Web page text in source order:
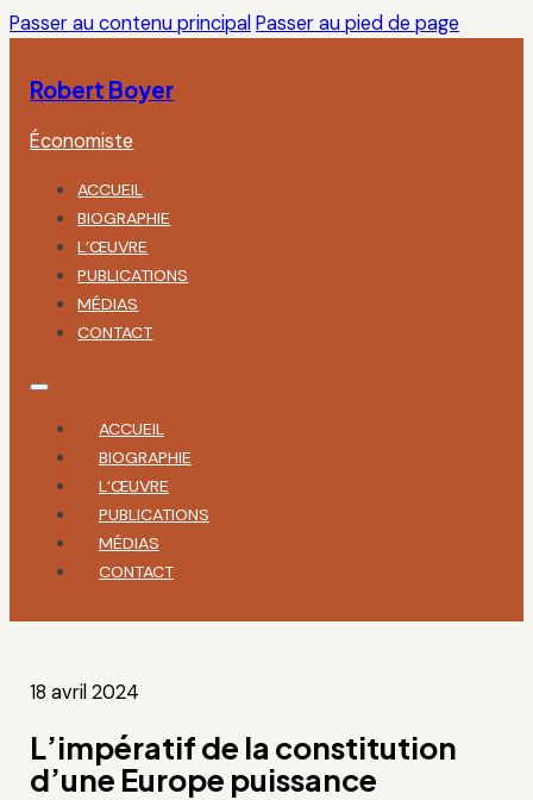
Passer au contenu principal Passer au pied de page
Robert Boyer
Économiste
ACCUEIL
BIOGRAPHIE
L’ŒUVRE
PUBLICATIONS
MÉDIAS
CONTACT
ACCUEIL
BIOGRAPHIE
L’ŒUVRE
PUBLICATIONS
MÉDIAS
CONTACT
18 avril 2024
L’impératif de la constitution
d’une Europe puissance